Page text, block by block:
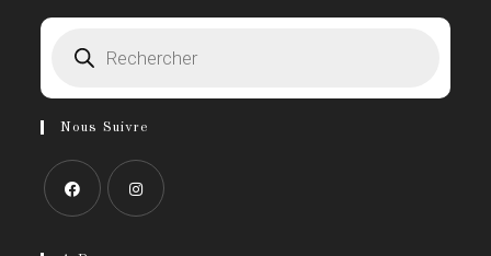
nouvel
produits
Nous Suivre